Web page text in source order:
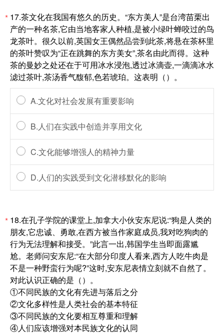
* 17.茶文化在我国有悠久的历史。“东方美人”是台湾苗栗出
产的一种名茶,它由当地客家人种植,是被小绿叶蝉咬过的鸟
龙茶叶。很久以前,英国女王偶然品尝到此茶,将悬在茶杯里
的茶叶赞叹为“正在跳舞的东方美女”,茶名由此而得。这种
茶的曼妙之处还在于可用冰水浸泡,透过冰滴壶,一滴滴冰水
滤过茶叶,茶汤香气馥郁,色若琥珀。这表明（）。
A.文化对社会发展有重要影响
B.人们在实践中创造并享用文化
C.文化能够增强人的精神力量
D.人们的实践受到文化潜移默化的影响
* 18.在孔子学院的课堂上,加拿大小伙安东尼说:“狗是人类的
朋友,它忠诚、勇敢,在西方被当作家庭成员,我对吃狗肉的
行为无法理解和接受。”此言一出,韩国学生当即面露尴
尬。老师问安东尼:“在大部分印度人看来,西方人吃牛肉是
不是一种野蛮行为呢?”这时,安东尼表情立刻就不自然了。
对此认识正确的是（）。
①不同民族的文化有先进与落后之分
②文化多样性是人类社会的基本特征
③不同民族的文化要相互尊重和理解
④人们应该增强对本民族文化的认同